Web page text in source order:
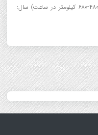
حداکثر سرعت: ۳۰۰-۴۲۰ مایل در ساعت (۴۸۰-۶۸۰ کیلومتر در ساعت) سال: